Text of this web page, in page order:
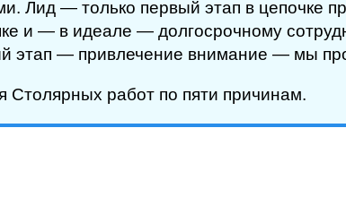
Лид — только первый этап в цепочке
и — в идеале — долгосрочному
этап — привлечение внимание — мы
Столярных работ по пяти причинам.